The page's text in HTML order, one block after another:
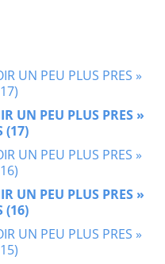
UN PEU PLUS PRES »
(17)
UN PEU PLUS PRES »
(16)